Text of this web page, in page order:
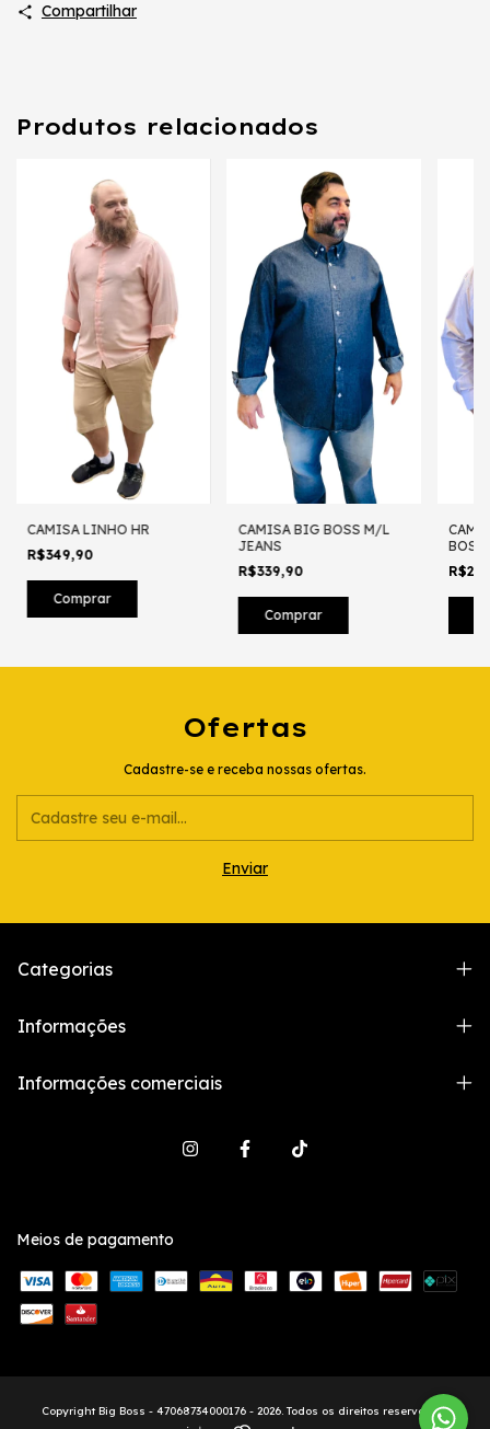
Compartilhar
Produtos relacionados
CAMISA LINHO HR
R$349,90
Comprar
CAMISA BIG BOSS M/L
JEANS
R$339,90
Comprar
Ofertas
Cadastre-se e receba nossas ofertas.
Categorias
Informações
Informações comerciais
Meios de pagamento
Copyright Big Boss - 47068734000176 - 2026. Todos os direitos reservados.